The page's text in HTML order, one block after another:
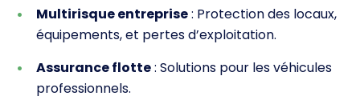
Multirisque entreprise: Protection des locaux,
équipements, et pertes d’exploitation.
Assurance flotte: Solutions pour les véhicules
professionnels.